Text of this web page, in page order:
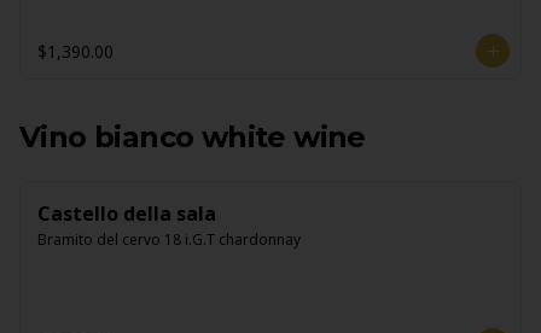
$1,390.00
Vino bianco white wine
Castello della sala
Bramito del cervo 18 i.G.T chardonnay